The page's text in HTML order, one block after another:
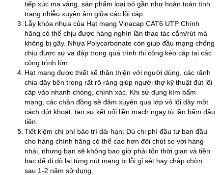
tiếp xúc mạ vàng, sản phẩm loại bỏ gần như hoàn toàn tình
trạng nhiễu xuyên âm giữa các lõi cáp.
Lẫy khóa nhựa của Hạt mạng Vinacap CAT6 UTP Chính
hãng có thể chịu được hàng nghìn lần thao tác cắm/rút mà
không bị gãy. Nhựa Polycarbonate còn giúp đầu mạng chống
chịu được sự va đập trong quá trình thi công kéo cáp tại các
công trình lớn.
Hạt mạng được thiết kế thân thiện với người dùng, các rãnh
chia dây bên trong rất rõ ràng giúp người thợ kỹ thuật đút lõi
cáp vào nhanh chóng, chính xác. Khi sử dụng kìm bấm
mạng, các chân đồng sẽ đâm xuyên qua lớp vỏ lõi dây một
cách dứt khoát, tạo sự kết nối liền mạch ngay từ lần bấm đầu
tiên.
Tiết kiệm chi phí bảo trì dài hạn: Dù chi phí đầu tư ban đầu
cho hàng chính hãng có thể cao hơn đôi chút so với hàng
nhái, nhưng bạn sẽ không bao giờ phải tốn thời gian và tiền
bạc để đi dò lại từng nút mạng bị lỗi gỉ sét hay chập chờn
sau 1-2 năm sử dụng.